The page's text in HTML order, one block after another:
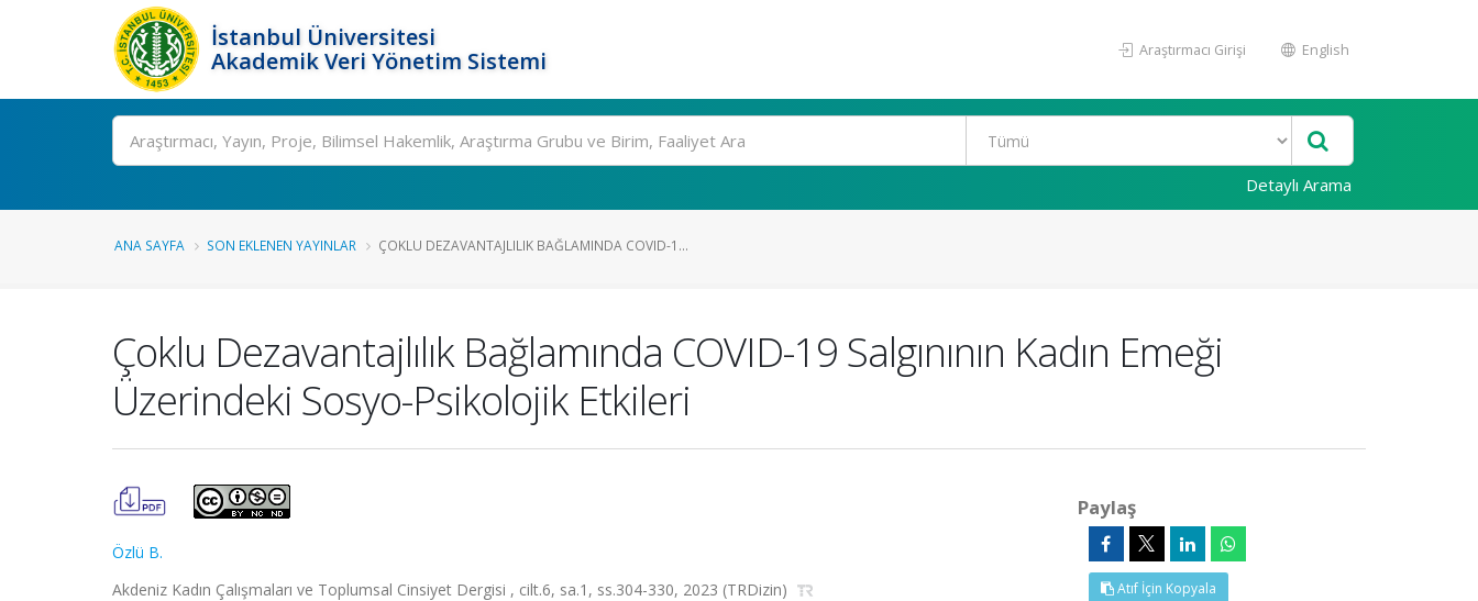
İstanbul Üniversitesi
Akademik Veri Yönetim Sistemi
Araştırmacı Girişi English
Ara
Detaylı Arama
ANA SAYFA SON EKLENEN YAYINLAR ÇOKLU DEZAVANTAJLILIK BAĞLAMINDA COVID-1...
Çoklu Dezavantajlılık Bağlamında COVID-19 Salgınının Kadın Emeği
Üzerindeki Sosyo-Psikolojik Etkileri
Özlü B.
Akdeniz Kadın Çalışmaları ve Toplumsal Cinsiyet Dergisi , cilt.6, sa.1, ss.304-330, 2023 (TRDizin)
Paylaş
Atıf İçin Kopyala